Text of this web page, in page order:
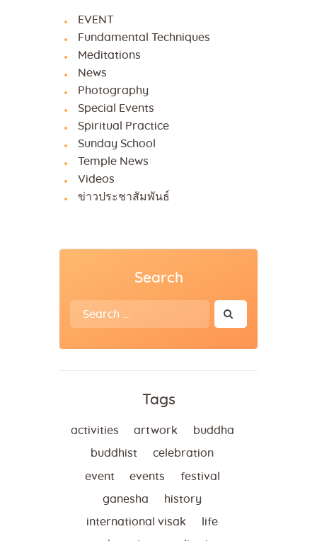
EVENT
Fundamental Techniques
Meditations
News
Photography
Special Events
Spiritual Practice
Sunday School
Temple News
Videos
ข่าวประชาสัมพันธ์
Search
Search
for:
Tags
activities artwork buddha
buddhist celebration
event events festival
ganesha history
international visak life